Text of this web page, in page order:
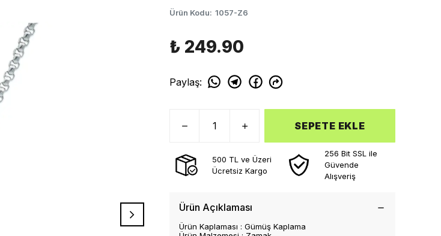
Ürün Kodu: 1057-Z6
₺ 249.90
Paylaş:
SEPETE EKLE
500 TL ve Üzeri
Ücretsiz Kargo
256 Bit SSL ile
Güvende
Alışveriş
Ürün Açıklaması
Ürün Kaplaması : Gümüş Kaplama